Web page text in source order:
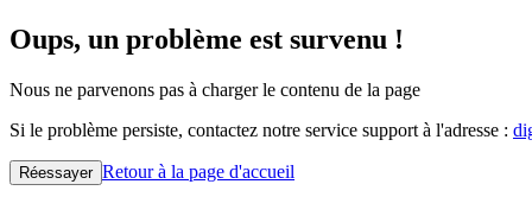
Oups, un problème est survenu !
Nous ne parvenons pas à charger le contenu de la page
Si le problème persiste, contactez notre service support à l'adresse :
Réessayer Retour à la page d'accueil